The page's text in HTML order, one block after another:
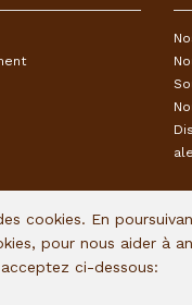
cookies. En
pour nous aider à
ci-dessous: